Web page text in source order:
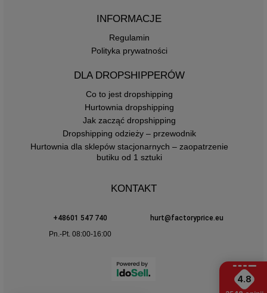
INFORMACJE
Regulamin
Polityka prywatności
DLA DROPSHIPPERÓW
Co to jest dropshipping
Hurtownia dropshipping
Jak zacząć dropshipping
Dropshipping odzieży – przewodnik
Hurtownia dla sklepów stacjonarnych – zaopatrzenie
butiku od 1 sztuki
KONTAKT
+48601 547 740
hurt@factoryprice.eu
Pn.-Pt. 08:00-16:00
4.8